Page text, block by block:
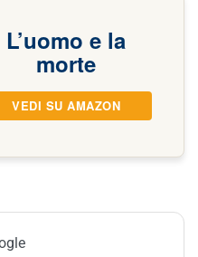
L’uomo e la
morte
VEDI SU AMAZON